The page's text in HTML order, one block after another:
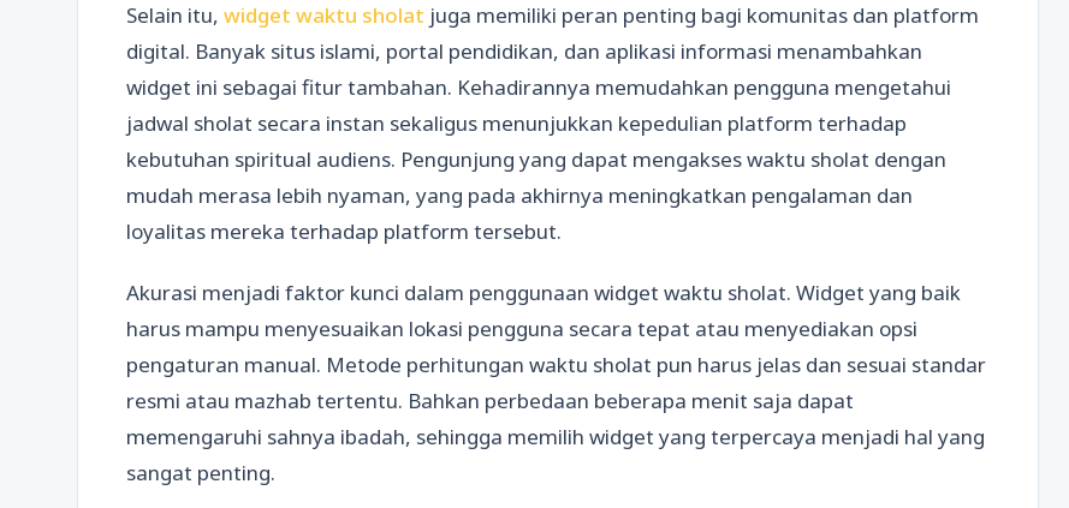
Selain itu, widget waktu sholat juga memiliki peran penting bagi komunitas dan platform
digital. Banyak situs islami, portal pendidikan, dan aplikasi informasi menambahkan
widget ini sebagai fitur tambahan. Kehadirannya memudahkan pengguna mengetahui
jadwal sholat secara instan sekaligus menunjukkan kepedulian platform terhadap
kebutuhan spiritual audiens. Pengunjung yang dapat mengakses waktu sholat dengan
mudah merasa lebih nyaman, yang pada akhirnya meningkatkan pengalaman dan
loyalitas mereka terhadap platform tersebut.
Akurasi menjadi faktor kunci dalam penggunaan widget waktu sholat. Widget yang baik
harus mampu menyesuaikan lokasi pengguna secara tepat atau menyediakan opsi
pengaturan manual. Metode perhitungan waktu sholat pun harus jelas dan sesuai standar
resmi atau mazhab tertentu. Bahkan perbedaan beberapa menit saja dapat
memengaruhi sahnya ibadah, sehingga memilih widget yang terpercaya menjadi hal yang
sangat penting.